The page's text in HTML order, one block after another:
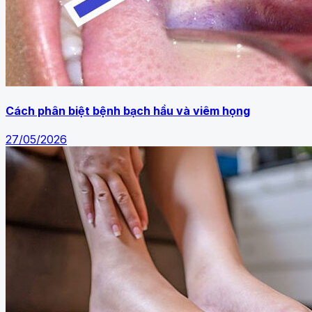
Cách phân biệt bệnh bạch hầu và viêm họng
27/05/2026